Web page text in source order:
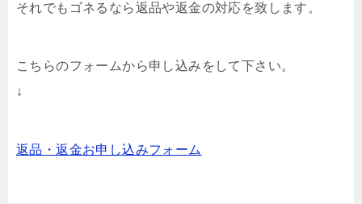
それでもゴネるなら返品や返金の対応を致します。
こちらのフォームから申し込みをして下さい。
↓
返品・返金お申し込みフォーム